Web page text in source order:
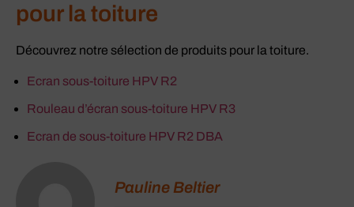
pour la toiture
Découvrez notre sélection de produits pour la toiture.
Ecran sous-toiture HPV R2
Rouleau d’écran sous-toiture HPV R3
Ecran de sous-toiture HPV R2 DBA
Pauline Beltier